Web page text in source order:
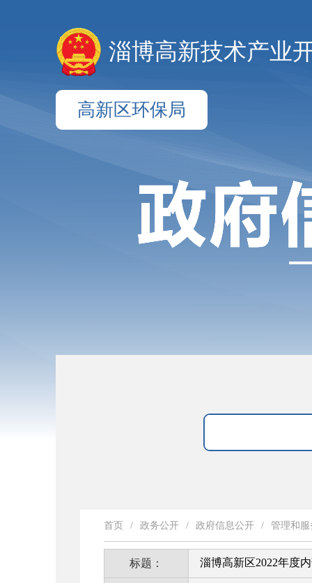
淄博高新技术产业
高新区环保局
首页 / 政务公开 / 政府信息公开 / 管理和
标题： 淄博高新区2022年度